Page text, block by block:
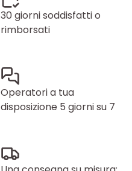
30 giorni soddisfatti o
rimborsati
Operatori a tua
disposizione 5 giorni su 7